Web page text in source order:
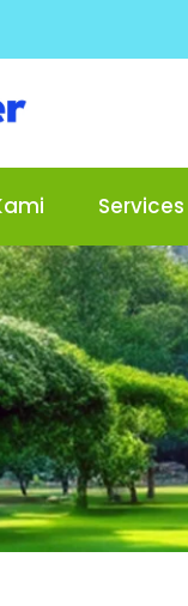
Services